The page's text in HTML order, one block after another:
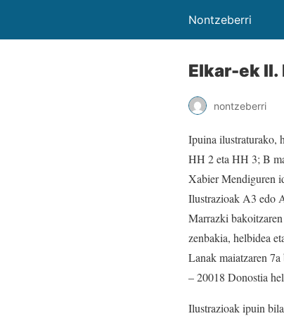
Nontzeberri
Elkar-ek
nontzeberri
Ipuina ilustraturako,
HH 2 eta HH 3; B
Xabier Mendiguren
Ilustrazioak A3 edo
Marrazki
zenbakia, helbidea
Lanak maiatzaren
– 20018 Donostia
Ilustrazioak ipuin